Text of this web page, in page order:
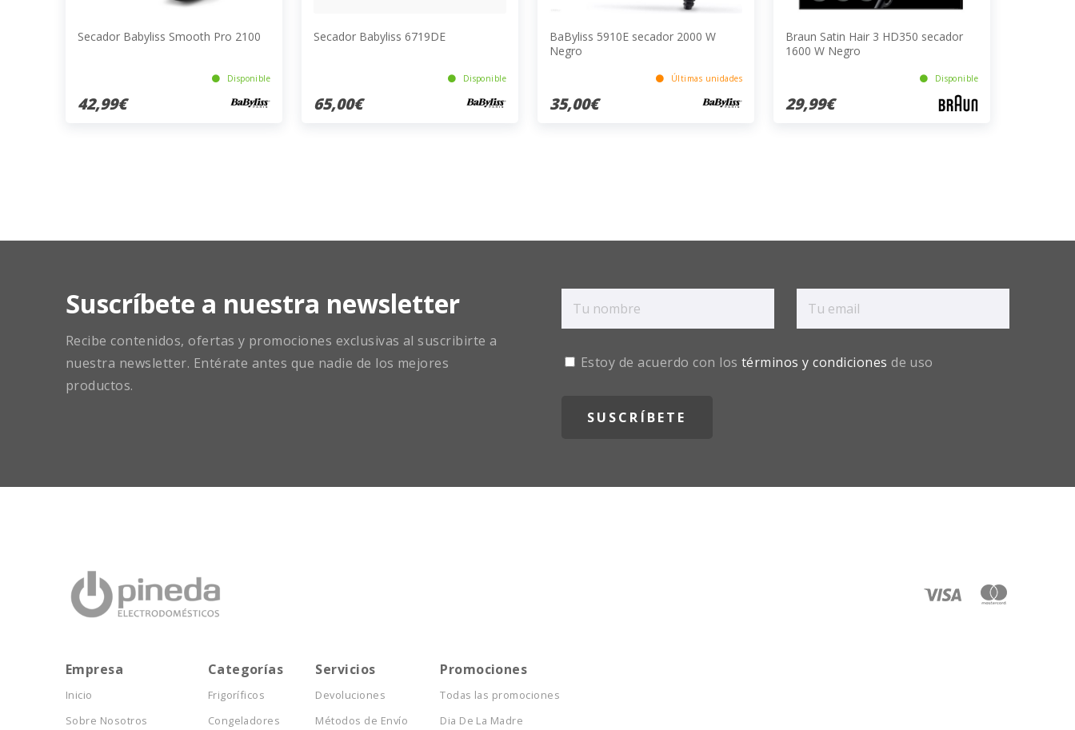
Secador Babyliss Smooth Pro 2100
Disponible
42,99€
Secador Babyliss 6719DE
Disponible
65,00€
BaByliss 5910E secador 2000 W
Negro
Últimas unidades
35,00€
Braun Satin Hair 3 HD350 secador
1600 W Negro
Disponible
29,99€
Suscríbete a nuestra newsletter
Recibe contenidos, ofertas y promociones exclusivas al suscribirte a
nuestra newsletter. Entérate antes que nadie de los mejores
productos.
Estoy de acuerdo con los términos y condiciones de uso
Empresa
Inicio
Sobre Nosotros
Categorías
Frigoríficos
Congeladores
Servicios
Devoluciones
Métodos de Envío
Promociones
Todas las promociones
Dia De La Madre